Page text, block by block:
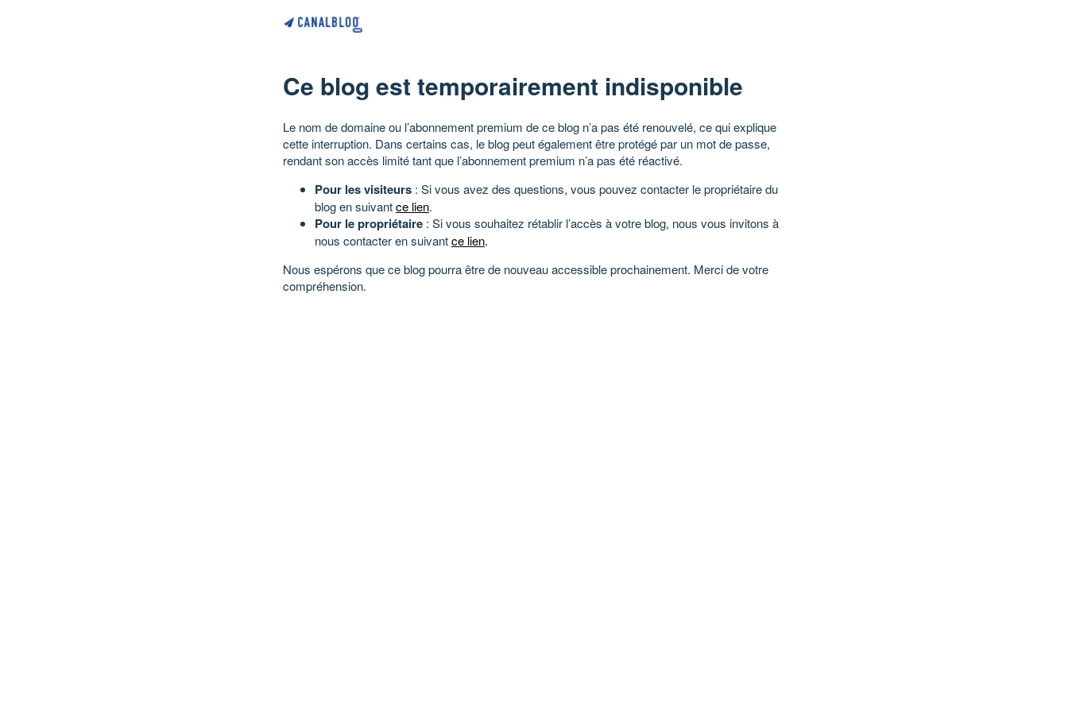
Ce blog est temporairement indisponible
Le nom de domaine ou l’abonnement premium de ce blog n’a pas été renouvelé, ce qui explique
cette interruption. Dans certains cas, le blog peut également être protégé par un mot de passe,
rendant son accès limité tant que l’abonnement premium n’a pas été réactivé.
Pour les visiteurs : Si vous avez des questions, vous pouvez contacter le propriétaire du
blog en suivantce lien.
Pour le propriétaire : Si vous souhaitez rétablir l’accès à votre blog, nous vous invitons à
nous contacter en suivantce lien.
Nous espérons que ce blog pourra être de nouveau accessible prochainement. Merci de votre
compréhension.